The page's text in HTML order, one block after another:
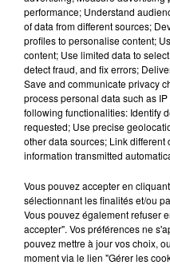
Verrier qui propose le
sa boutique de la rue du
Écouter le podcast
performance; Understand
of data from different sources;
profiles to personalise content;
content; Use limited data to
detect fraud, and fix errors;
Save and communicate privacy
process personal data such as
following functionalities: Identify
requested; Use precise
other data sources; Link
information transmitted
Vous pouvez accepter en
sélectionnant les finalités et/ou
Vous pouvez également refuser
accepter". Vos préférences ne
pouvez mettre à jour vos choix,
moment via le lien "Gérer les